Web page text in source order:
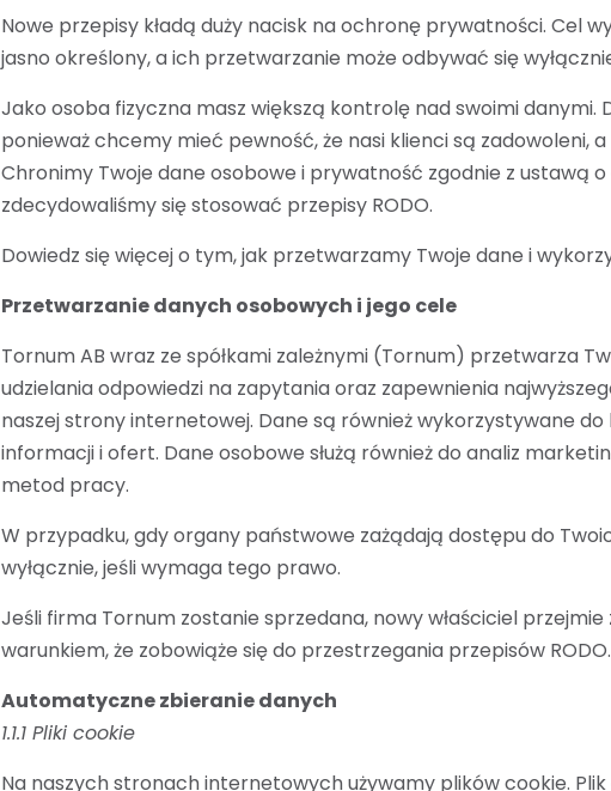
Nowe przepisy kładą duży nacisk na ochronę prywatności. Cel
jasno określony, a ich przetwarzanie może odbywać się
Jako osoba fizyczna masz większą kontrolę nad swoimi danymi.
ponieważ chcemy mieć pewność, że nasi klienci są zadowoleni,
Chronimy Twoje dane osobowe i prywatność zgodnie z ustawą
zdecydowaliśmy się stosować przepisy RODO.
Dowiedz się więcej o tym, jak przetwarzamy Twoje dane i
Przetwarzanie danych osobowych i jego cele
Tornum AB wraz ze spółkami zależnymi (Tornum) przetwarza
udzielania odpowiedzi na zapytania oraz zapewnienia
naszej strony internetowej. Dane są również wykorzystywane
informacji i ofert. Dane osobowe służą również do analiz
metod pracy.
W przypadku, gdy organy państwowe zażądają dostępu do
wyłącznie, jeśli wymaga tego prawo.
Jeśli firma Tornum zostanie sprzedana, nowy właściciel
warunkiem, że zobowiąże się do przestrzegania przepisów RODO.
Automatyczne zbieranie danych
1.1.1 Pliki cookie
Na naszych stronach internetowych używamy plików cookie.